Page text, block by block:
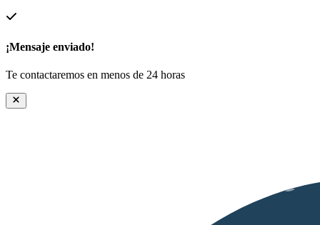
¡Mensaje enviado!
Te contactaremos en menos de 24 horas